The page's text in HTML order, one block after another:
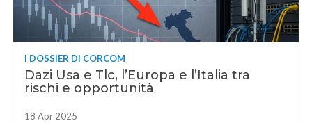
I DOSSIER DI CORCOM
Dazi Usa e Tlc, l’Europa e l’Italia tra
rischi e opportunità
18 Apr 2025